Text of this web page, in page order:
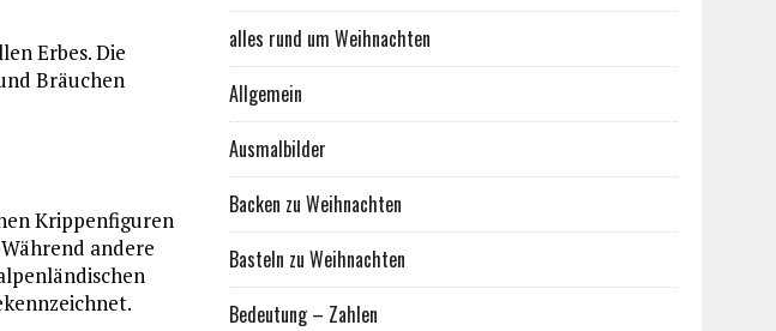
Erbes. Die
Bräuchen
Krippenfiguren
andere
alles rund um Weihnachten
Allgemein
Ausmalbilder
Backen zu Weihnachten
Basteln zu Weihnachten
Bedeutung – Zahlen